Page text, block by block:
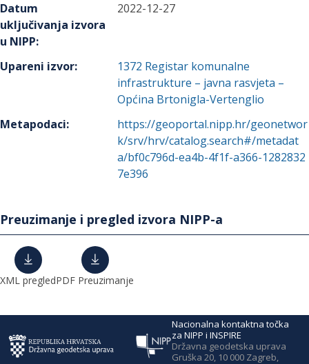
Datum
uključivanja izvora
u NIPP:
2022-12-27
Upareni izvor: 1372 Registar komunalne
infrastrukture – javna rasvjeta –
Općina Brtonigla-Vertenglio
Metapodaci:
https://geoportal.nipp.hr/geonetwor
k/srv/hrv/catalog.search#/metadat
a/bf0c796d-ea4b-4f1f-a366-1282832
7e396
Preuzimanje i pregled izvora NIPP-a
XML pregledPDF Preuzimanje
Nacionalna kontaktna točka
za NIPP i INSPIRE
Državna geodetska uprava
Gruška 20, 10 000 Zagreb,